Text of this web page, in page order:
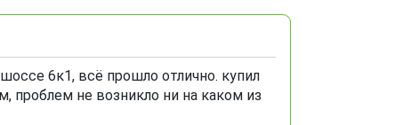
6к1, всё прошло отлично. купил
проблем не возникло ни на каком из